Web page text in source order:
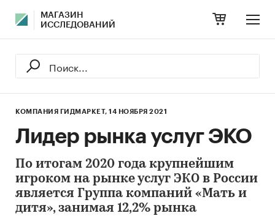
МАГАЗИН
ИССЛЕДОВАНИЙ
КОМПАНИЯ ГИДМАРКЕТ, 14 НОЯБРЯ 2021
Лидер рынка услуг ЭКО
По итогам 2020 года крупнейшим
игроком на рынке услуг ЭКО в России
является Группа компаний «Мать и
дитя», занимая 12,2% рынка